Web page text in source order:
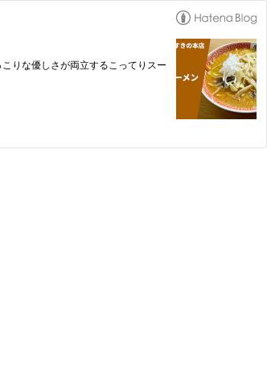
りな優しさが両立するこってりスー